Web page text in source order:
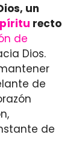
un
recto
de
Dios.
de
de